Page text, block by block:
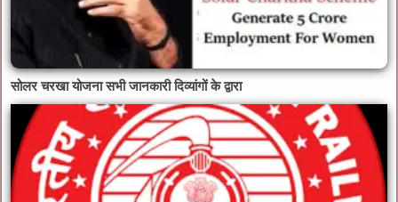
सोलर चरखा योजना सभी जानकारी दिव्यांगों के द्वारा